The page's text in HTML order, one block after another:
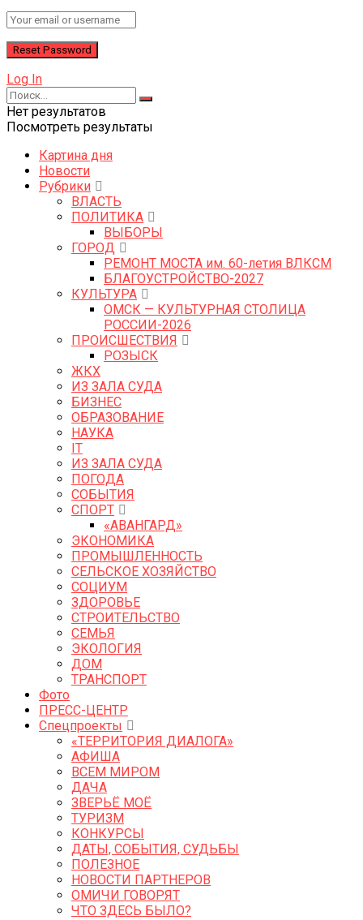
Log In
Нет результатов
Посмотреть результаты
Картина дня
Новости
Рубрики
ВЛАСТЬ
ПОЛИТИКА
ВЫБОРЫ
ГОРОД
РЕМОНТ МОСТА им. 60-летия ВЛКСМ
БЛАГОУСТРОЙСТВО-2027
КУЛЬТУРА
ОМСК — КУЛЬТУРНАЯ СТОЛИЦА
РОССИИ-2026
ПРОИСШЕСТВИЯ
РОЗЫСК
ЖКХ
ИЗ ЗАЛА СУДА
БИЗНЕС
ОБРАЗОВАНИЕ
НАУКА
IT
ИЗ ЗАЛА СУДА
ПОГОДА
СОБЫТИЯ
СПОРТ
«АВАНГАРД»
ЭКОНОМИКА
ПРОМЫШЛЕННОСТЬ
СЕЛЬСКОЕ ХОЗЯЙСТВО
СОЦИУМ
ЗДОРОВЬЕ
СТРОИТЕЛЬСТВО
СЕМЬЯ
ЭКОЛОГИЯ
ДОМ
ТРАНСПОРТ
Фото
ПРЕСС-ЦЕНТР
Спецпроекты
«ТЕРРИТОРИЯ ДИАЛОГА»
АФИША
ВСЕМ МИРОМ
ДАЧА
ЗВЕРЬЁ МОЁ
ТУРИЗМ
КОНКУРСЫ
ДАТЫ, СОБЫТИЯ, СУДЬБЫ
ПОЛЕЗНОЕ
НОВОСТИ ПАРТНЕРОВ
ОМИЧИ ГОВОРЯТ
ЧТО ЗДЕСЬ БЫЛО?